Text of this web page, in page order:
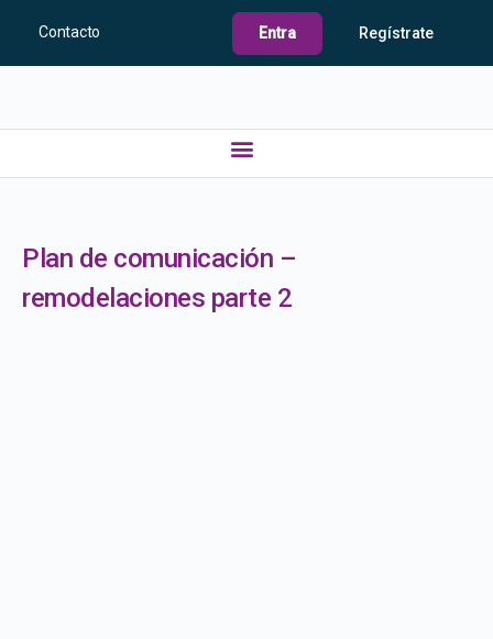
Contacto Entra Regístrate
Plan de comunicación –
remodelaciones parte 2